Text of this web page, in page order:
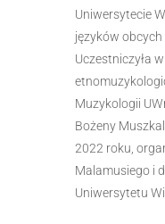
Uniwersytecie
języków
Uczestniczyła
Muzykologii
Bożeny
2022 roku,
Malamusiego i
Uniwersytetu